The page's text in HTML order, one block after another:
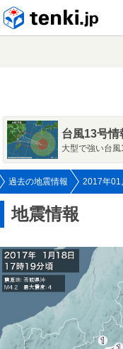
台風13号情
大型で強い台
過去の地震情報 2017年01
地震情報